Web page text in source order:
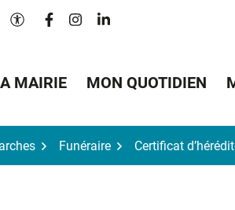
Paramètres d'accessibilité
Lien vers le compte Facebook
Lien vers le compte
Lien vers le compte
MAIRIE MON QUOTIDIEN
Funéraire Certificat